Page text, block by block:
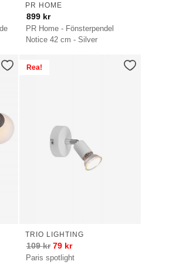
PR Home - Fönsterpendel
Notice 42 cm - Silver
PR HOME
899 kr
Rea!
Paris spotlight
TRIO LIGHTING
109kr 79 kr